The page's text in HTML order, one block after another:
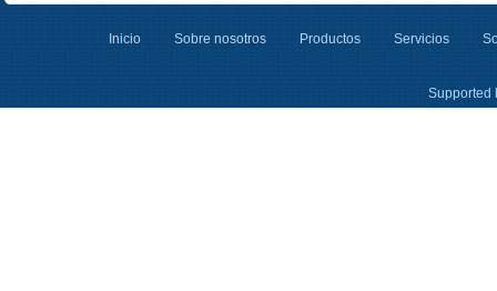
Inicio Sobre nosotros Productos Servicios
Supported